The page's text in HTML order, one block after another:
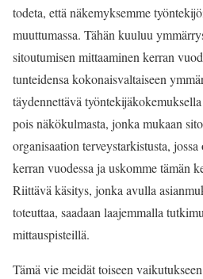
todeta, että näkemyksemme
muuttumassa. Tähän kuuluu
sitoutumisen mittaaminen kerran
tunteidensa kokonaisvaltaiseen
täydennettävä
pois näkökulmasta, jonka mukaan
organisaation terveystarkistusta,
kerran vuodessa ja uskomme tämän
Riittävä käsitys, jonka avulla
toteuttaa, saadaan laajemmalla
mittauspisteillä.
Tämä vie meidät toiseen